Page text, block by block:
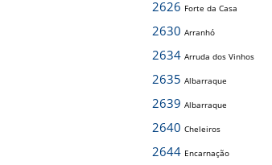
2626 Forte da Casa
2630 Arranhó
2634 Arruda dos Vinhos
2635 Albarraque
2639 Albarraque
2640 Cheleiros
2644 Encarnação